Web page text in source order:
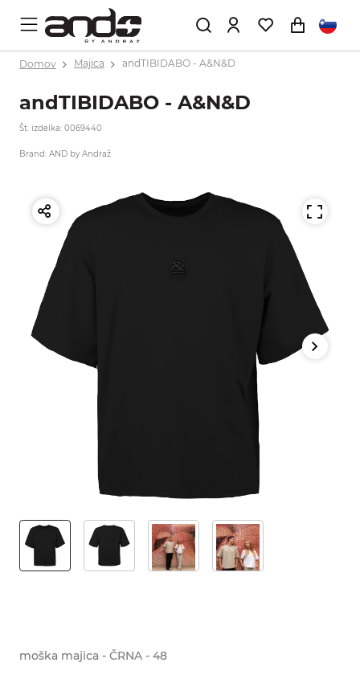
Domov Majica andTIBIDABO - A&N&D
andTIBIDABO - A&N&D
Št. izdelka: 0069440
Brand: AND by Andraž
moška majica - ČRNA - 48